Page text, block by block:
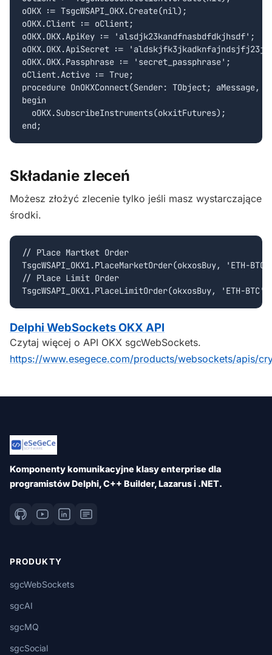
oOKX := TsgcWSAPI_OKX.Create(nil);
oOKX.Client := oClient;
oOKX.OKX.ApiKey := 'alsdjk23kandfnasbdfdkjhsdf';
oOKX.OKX.ApiSecret :=
oOKX.OKX.Passphrase := 'secret_passphrase';
oClient.Active := True;
procedure OnOKXConnect(Sender: TObject; aMessage,
begin
  oOKX.SubscribeInstruments(okxitFutures);
Składanie zleceń
Możesz złożyć zlecenie tylko jeśli masz wystarczające
środki.
// Place Martket Order
TsgcWSAPI_OKX1.PlaceMarketOrder(okxosBuy, 'ETH-
// Place Limit Order
Delphi WebSockets OKX API
Czytaj więcej o API OKX sgcWebSockets.
https://www.esegece.com/products/websockets/apis/
Komponenty komunikacyjne klasy enterprise dla
programistów Delphi, C++ Builder, Lazarus i .NET.
PRODUKTY
sgcWebSockets
sgcAI
sgcMQ
sgcSocial